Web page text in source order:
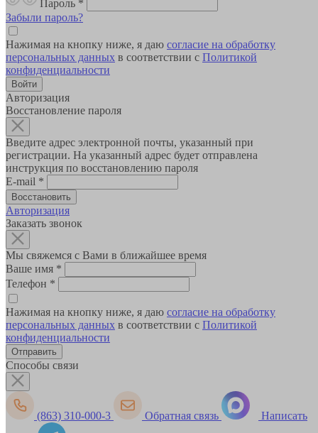
Пароль *
Забыли пароль?
Нажимая на кнопку ниже, я даю согласие на обработку
персональных данных в соответствии с Политикой
конфиденциальности
Авторизация
Восстановление пароля
Введите адрес электронной почты, указанный при
регистрации. На указанный адрес будет отправлена
инструкция по восстановлению пароля
E-mail *
Авторизация
Заказать звонок
Мы свяжемся с Вами в ближайшее время
Ваше имя *
Телефон *
Нажимая на кнопку ниже, я даю согласие на обработку
персональных данных в соответствии с Политикой
конфиденциальности
Способы связи
(863) 310-000-3 Обратная связь Написать